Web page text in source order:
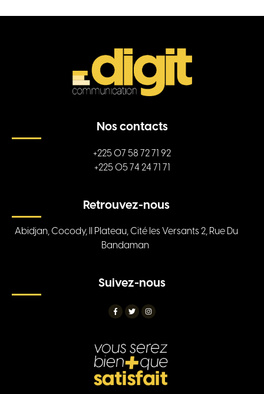
Nos contacts
+225 07 58 72 71 92
+225 05 74 24 71 71
Retrouvez-nous
Abidjan, Cocody, II Plateau, Cité les Versants 2, Rue Du
Bandaman
Suivez-nous